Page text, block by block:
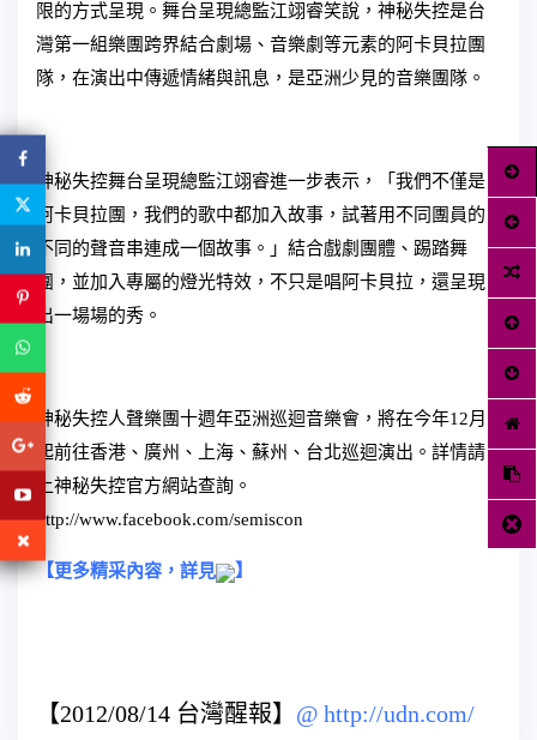
限的方式呈現。舞台呈現總監江翊睿笑說，神秘失控是台
灣第一組樂團跨界結合劇場、音樂劇等元素的阿卡貝拉團
隊，在演出中傳遞情緒與訊息，是亞洲少見的音樂團隊。
神秘失控舞台呈現總監江翊睿進一步表示，「我們不僅是
阿卡貝拉團，我們的歌中都加入故事，試著用不同團員的
不同的聲音串連成一個故事。」結合戲劇團體、踢踏舞
團，並加入專屬的燈光特效，不只是唱阿卡貝拉，還呈現
出一場場的秀。
神秘失控人聲樂團十週年亞洲巡迴音樂會，將在今年12月
起前往香港、廣州、上海、蘇州、台北巡迴演出。詳情請
上神秘失控官方網站查詢。
http://www.facebook.com/semiscon
【更多精采內容，詳見 】
【2012/08/14 台灣醒報】 @ http://udn.com/